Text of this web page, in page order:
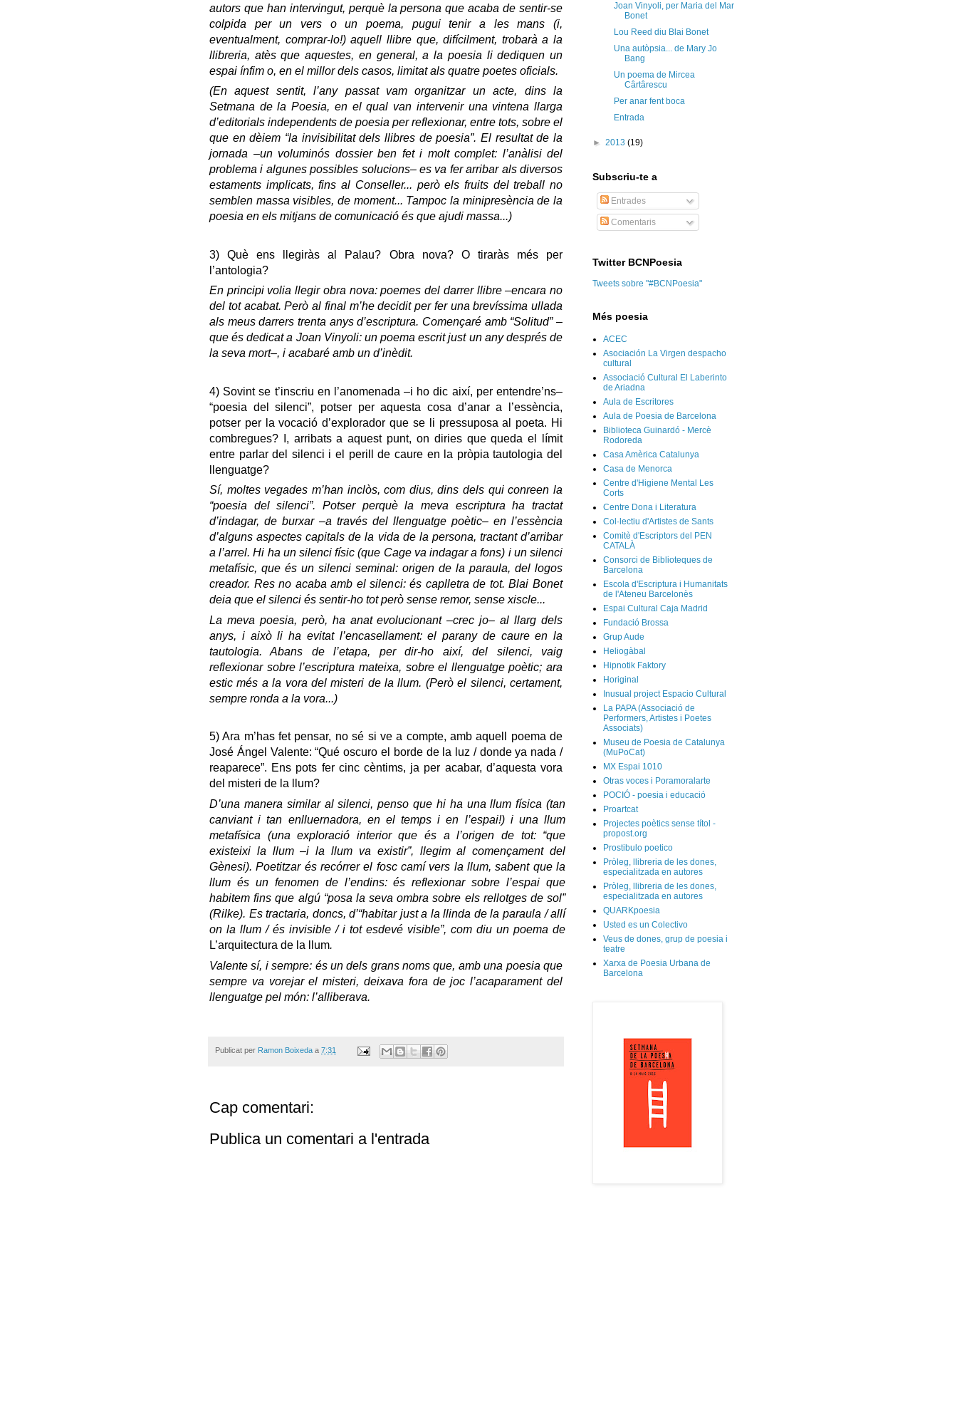
autors que han intervingut, perquè la persona que acaba de sentir-se
colpida per un vers o un poema, pugui tenir a les mans (i,
eventualment, comprar-lo!) aquell llibre que, difícilment, trobarà a la
llibreria, atès que aquestes, en general, a la poesia li dediquen un
espai ínfim o, en el millor dels casos, limitat als quatre poetes oficials.
(En aquest sentit, l’any passat vam organitzar un acte, dins la
Setmana de la Poesia, en el qual van intervenir una vintena llarga
d’editorials independents de poesia per reflexionar, entre tots, sobre el
que en dèiem “la invisibilitat dels llibres de poesia”. El resultat de la
jornada –un voluminós dossier ben fet i molt complet: l’anàlisi del
problema i algunes possibles solucions– es va fer arribar als diversos
estaments implicats, fins al Conseller... però els fruits del treball no
semblen massa visibles, de moment... Tampoc la minipresència de la
poesia en els mitjans de comunicació és que ajudi massa...)
3) Què ens llegiràs al Palau? Obra nova? O tiraràs més per
l’antologia?
En principi volia llegir obra nova: poemes del darrer llibre –encara no
del tot acabat.Però al final m’he decidit per fer una brevíssima ullada
als meus darrers trenta anys d’escriptura. Començaré amb “Solitud” –
que és dedicat a Joan Vinyoli: un poema escrit just un any després de
la seva mort–, i acabaré amb un d’inèdit.
4) Sovint se t’inscriu en l’anomenada –i ho dic així, per entendre’ns–
“poesia del silenci”, potser per aquesta cosa d’anar a l’essència,
potser per la vocació d’explorador que se li pressuposa al poeta. Hi
combregues? I, arribats a aquest punt, on diries que queda el límit
entre parlar del silenci i el perill de caure en la pròpia tautologia del
llenguatge?
Sí, moltes vegades m’han inclòs, com dius, dins dels qui conreen la
“poesia del silenci”. Potser perquè la meva escriptura ha tractat
d’indagar, de burxar –a través del llenguatge poètic– en l’essència
d’alguns aspectes capitals de la vida de la persona, tractant d’arribar
a l’arrel. Hi ha un silenci físic (que Cage va indagar a fons) i un silenci
metafísic, que és un silenci seminal: origen de la paraula, del logos
creador. Res no acaba amb el silenci: és caplletra de tot. Blai Bonet
deia que el silenci és sentir-ho tot però sense remor, sense xiscle...
La meva poesia, però, ha anat evolucionant –crec jo– al llarg dels
anys, i això li ha evitat l’encasellament: el parany de caure en la
tautologia. Abans de l’etapa, per dir-ho així, del silenci, vaig
reflexionar sobre l’escriptura mateixa, sobre el llenguatge poètic; ara
estic més a la vora del misteri de la llum. (Però el silenci, certament,
sempre ronda a la vora...)
5) Ara m’has fet pensar, no sé si ve a compte, amb aquell poema de
José Ángel Valente: “Qué oscuro el borde de la luz / donde ya nada /
reaparece”. Ens pots fer cinc cèntims, ja per acabar, d’aquesta vora
del misteri de la llum?
D’una manera similar al silenci, penso que hi ha una llum física (tan
canviant i tan enlluernadora, en el temps i en l’espai!) i una llum
metafísica (una exploració interior que és a l’origen de tot: “que
existeixi la llum –i la llum va existir”, llegim al començament del
Gènesi). Poetitzar és recórrer el fosc camí vers la llum, sabent que la
llum és un fenomen de l’endins: és reflexionar sobre l’espai que
habitem fins que algú “posa la seva ombra sobre els rellotges de sol”
(Rilke). Es tractaria, doncs, d’“habitar just a la llinda de la paraula / allí
on la llum / és invisible / i tot esdevé visible”, com diu un poema de
L’arquitectura de la llum.
Valente sí, i sempre: és un dels grans noms que, amb una poesia que
sempre va vorejar el misteri, deixava fora de joc l’acaparament del
llenguatge pel món: l’alliberava.
Publicat per Ramon Boixeda a 7:31
Cap comentari:
Publica un comentari a l'entrada
Joan Vinyoli, per Maria del Mar
Bonet
Lou Reed diu Blai Bonet
Una autòpsia... de Mary Jo
Bang
Un poema de Mircea
Cârtârescu
Per anar fent boca
Entrada
► 2013 (19)
Subscriu-te a
Entrades
Comentaris
Twitter BCNPoesia
Tweets sobre "#BCNPoesia"
Més poesia
ACEC
Asociación La Virgen despacho
cultural
Associació Cultural El Laberinto
de Ariadna
Aula de Escritores
Aula de Poesia de Barcelona
Biblioteca Guinardó - Mercè
Rodoreda
Casa Amèrica Catalunya
Casa de Menorca
Centre d'Higiene Mental Les
Corts
Centre Dona i Literatura
Col·lectiu d'Artistes de Sants
Comitè d'Escriptors del PEN
CATALÀ
Consorci de Biblioteques de
Barcelona
Escola d'Escriptura i Humanitats
de l'Ateneu Barcelonès
Espai Cultural Caja Madrid
Fundació Brossa
Grup Aude
Heliogàbal
Hipnotik Faktory
Horiginal
Inusual project Espacio Cultural
La PAPA (Associació de
Performers, Artistes i Poetes
Associats)
Museu de Poesia de Catalunya
(MuPoCat)
MX Espai 1010
Otras voces i Poramoralarte
POCIÓ - poesia i educació
Proartcat
Projectes poètics sense títol -
propost.org
Prostibulo poetico
Pròleg, llibreria de les dones,
especialitzada en autores
Pròleg, llibreria de les dones,
especialitzada en autores
QUARKpoesia
Usted es un Colectivo
Veus de dones, grup de poesia i
teatre
Xarxa de Poesia Urbana de
Barcelona